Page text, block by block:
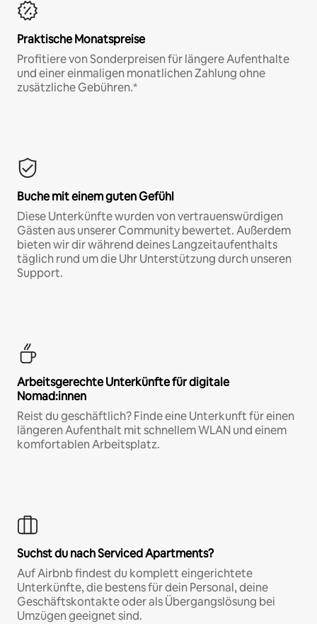
Praktische Monatspreise
Profitiere von Sonderpreisen für längere Aufenthalte
und einer einmaligen monatlichen Zahlung ohne
zusätzliche Gebühren.*
Buche mit einem guten Gefühl
Diese Unterkünfte wurden von vertrauenswürdigen
Gästen aus unserer Community bewertet. Außerdem
bieten wir dir während deines Langzeitaufenthalts
täglich rund um die Uhr Unterstützung durch unseren
Support.
Arbeitsgerechte Unterkünfte für digitale
Nomad:innen
Reist du geschäftlich? Finde eine Unterkunft für einen
längeren Aufenthalt mit schnellem WLAN und einem
komfortablen Arbeitsplatz.
Suchst du nach Serviced Apartments?
Auf Airbnb findest du komplett eingerichtete
Unterkünfte, die bestens für dein Personal, deine
Geschäftskontakte oder als Übergangslösung bei
Umzügen geeignet sind.